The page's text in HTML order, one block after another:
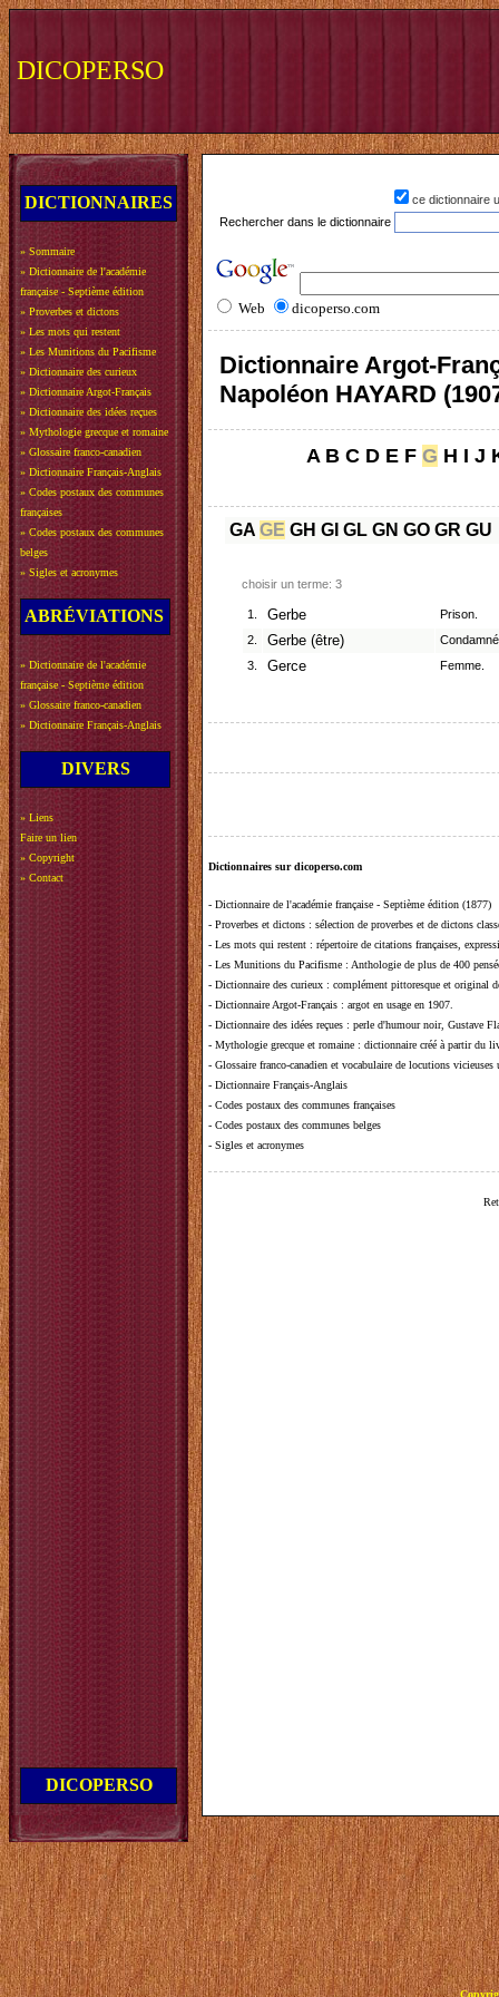
DICOPERSO
DICTIONNAIRES
» Sommaire
» Dictionnaire de l'académie
française - Septième édition
» Proverbes et dictons
» Les mots qui restent
» Les Munitions du Pacifisme
» Dictionnaire des curieux
» Dictionnaire Argot-Français
» Dictionnaire des idées reçues
» Mythologie grecque et romaine
» Glossaire franco-canadien
» Dictionnaire Français-Anglais
» Codes postaux des communes
françaises
» Codes postaux des communes
belges
» Sigles et acronymes
ABRÉVIATIONS
» Dictionnaire de l'académie
française - Septième édition
» Glossaire franco-canadien
» Dictionnaire Français-Anglais
DIVERS
» Liens
Faire un lien
» Copyright
» Contact
DICOPERSO
ce dictionnaire
Rechercher dans le dictionnaire
Web dicoperso.com
Dictionnaire Argot-
Napoléon HAYARD
A B C D E F G H I J
GA GE GH GI GL GN GO GR GU
choisir un terme: 3
1. Gerbe
Prison.
2.
Gerbe (être)
3.
Gerce Femme.
Dictionnaires sur dicoperso.com
- Dictionnaire de l'académie française - Septième édition (1877)
- Proverbes et dictons : sélection de proverbes et de dictons
- Les mots qui restent : répertoire de citations françaises,
- Les Munitions du Pacifisme : Anthologie de plus de 400
- Dictionnaire des curieux : complément pittoresque et original
- Dictionnaire Argot-Français : argot en usage en 1907.
- Dictionnaire des idées reçues : perle d'humour noir, Gustave
- Mythologie grecque et romaine : dictionnaire créé à partir du
- Glossaire franco-canadien et vocabulaire de locutions vicieuses
- Dictionnaire Français-Anglais
- Codes postaux des communes françaises
- Codes postaux des communes belges
- Sigles et acronymes